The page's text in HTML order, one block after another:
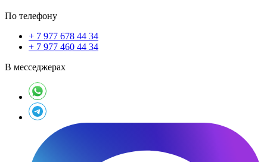
По телефону
+ 7 977 678 44 34
+ 7 977 460 44 34
В месседжерах